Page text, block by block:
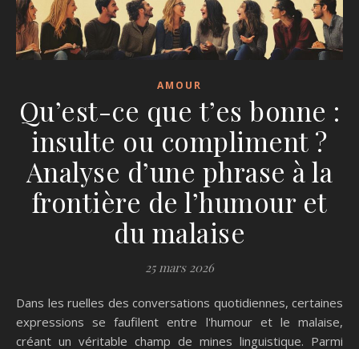
AMOUR
Qu’est-ce que t’es bonne :
insulte ou compliment ?
Analyse d’une phrase à la
frontière de l’humour et
du malaise
25 mars 2026
Dans les ruelles des conversations quotidiennes, certaines
expressions se faufilent entre l'humour et le malaise,
créant un véritable champ de mines linguistique. Parmi